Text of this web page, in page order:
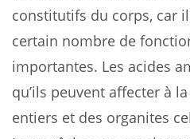
constitutifs du corps, car
certain nombre de
importantes. Les acides
qu’ils peuvent affecter à
entiers et des organites